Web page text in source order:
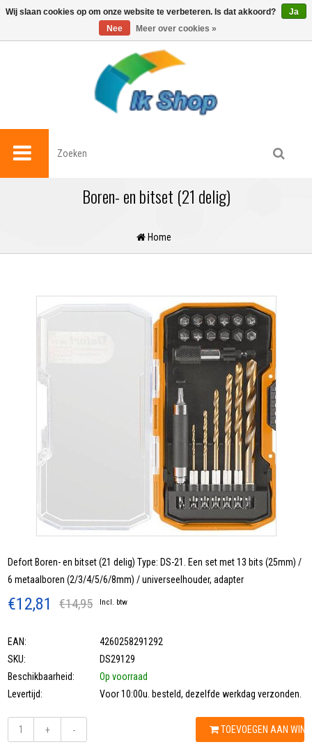
0
Boren- en bitset (21 delig)
Home
Defort Boren- en bitset (21 delig) Type: DS-21. Een set met 13 bits (25mm) /
6 metaalboren (2/3/4/5/6/8mm) / universeelhouder, adapter
€12,81 €14,95 Incl. btw
EAN:
4260258291292
SKU:
DS29129
Beschikbaarheid:
Op voorraad
Levertijd:
Voor 10:00u. besteld, dezelfde werkdag verzonden.
+ - TOEVOEGEN AAN
Wij slaan cookies op om onze website te verbeteren. Is dat akkoord?
Ja
Nee
Meer over cookies »